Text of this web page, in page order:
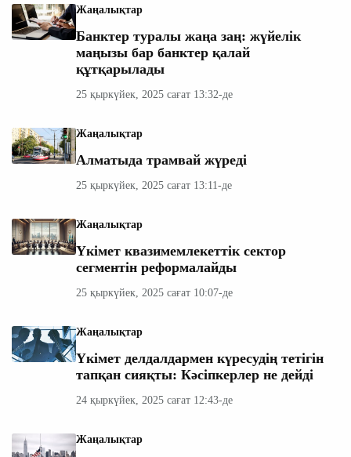
Жаңалықтар
Банктер туралы жаңа заң: жүйелік
маңызы бар банктер қалай
құтқарылады
25 қыркүйек, 2025 сағат 13:32-де
Жаңалықтар
Алматыда трамвай жүреді
25 қыркүйек, 2025 сағат 13:11-де
Жаңалықтар
Үкімет квазимемлекеттік сектор
сегментін реформалайды
25 қыркүйек, 2025 сағат 10:07-де
Жаңалықтар
Үкімет делдалдармен күресудің тетігін
тапқан сияқты: Кәсіпкерлер не дейді
24 қыркүйек, 2025 сағат 12:43-де
Жаңалықтар